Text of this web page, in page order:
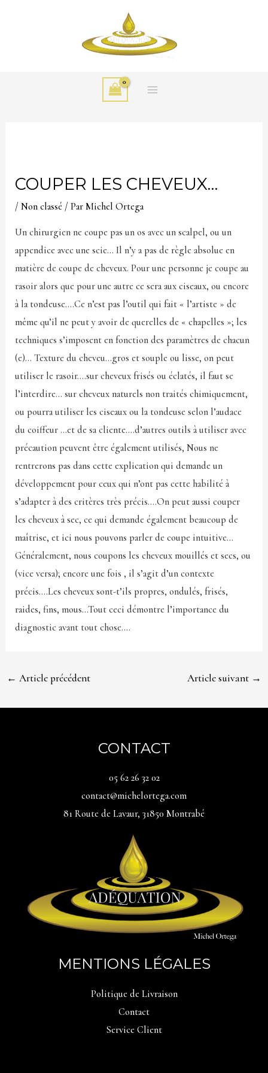
MENU
COUPER LES CHEVEUX…
/Non classé / ParMichel Ortega
Un chirurgien ne coupe pas un os avec un scalpel, ou un
appendice avec une scie… Il n’y a pas de règle absolue en
matière de coupe de cheveux. Pour une personne je coupe au
rasoir alors que pour une autre ce sera aux ciseaux, ou encore
à la tondeuse….Ce n’est pas l’outil qui fait « l’artiste » de
même qu’il ne peut y avoir de querelles de « chapelles »; les
techniques s’imposent en fonction des paramètres de chacun
(e)… Texture du cheveu…gros et souple ou lisse, on peut
utiliser le rasoir….sur cheveux frisés ou éclatés, il faut se
l’interdire… sur cheveux naturels non traités chimiquement,
ou pourra utiliser les ciseaux ou la tondeuse selon l’audace
du coiffeur …et de sa cliente….d’autres outils à utiliser avec
précaution peuvent être également utilisés, Nous ne
rentrerons pas dans cette explication qui demande un
développement pour ceux qui n’ont pas cette habilité à
s’adapter à des critères très précis….On peut aussi couper
les cheveux à sec, ce qui demande également beaucoup de
maîtrise, et ici nous pouvons parler de coupe intuitive…
Généralement, nous coupons les cheveux mouillés et secs, ou
(vice versa); encore une fois , il s’agit d’un contexte
précis….Les cheveux sont-t’ils propres, ondulés, frisés,
raides, fins, mous…Tout ceci démontre l’importance du
diagnostic avant tout chose….
← Article précédent Article suivant →
CONTACT
05 62 26 32 02
contact@michelortega.com
81 Route de Lavaur, 31850 Montrabé
MENTIONS LÉGALES
Politique de Livraison
Contact
Service Client